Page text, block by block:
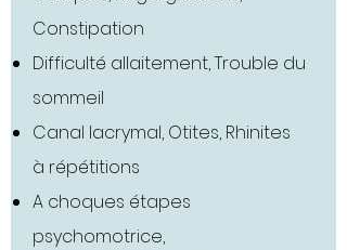
Constipation
Difficulté allaitement, Trouble du
sommeil
Canal lacrymal, Otites, Rhinites
à répétitions
A choques étapes
psychomotrice,